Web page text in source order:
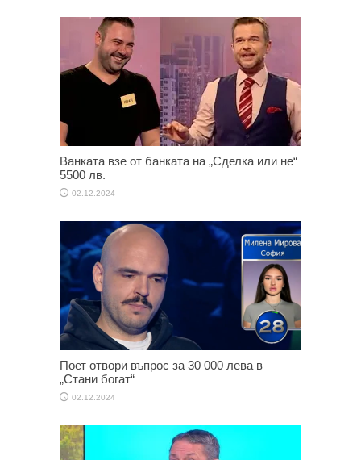
Ванката взе от банката на „Сделка или не“
5500 лв.
02.12.2024
Поет отвори въпрос за 30 000 лева в
„Стани богат“
02.12.2024